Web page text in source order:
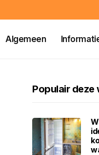
Algemeen
Populair deze